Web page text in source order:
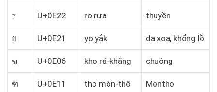
ร U+0E22 ro rưa thuyền
ย U+0E21 yo yắk dạ xoa, khổng lồ
ฆ U+0E06 kho rá-khăng chuông
ฑ U+0E11 tho môn-thô Montho